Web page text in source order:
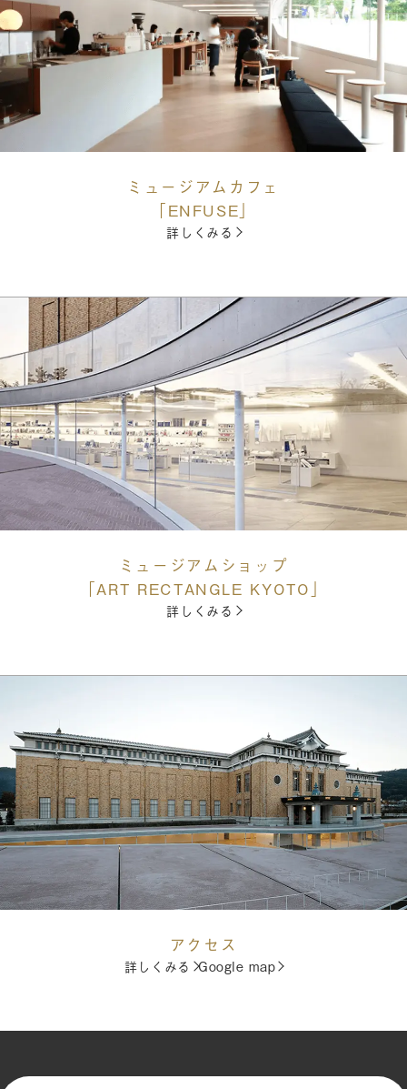
ミュージアムカフェ
「ENFUSE」
詳しくみる
ミュージアムショップ
「ART RECTANGLE KYOTO」
詳しくみる
アクセス
詳しくみる Google map